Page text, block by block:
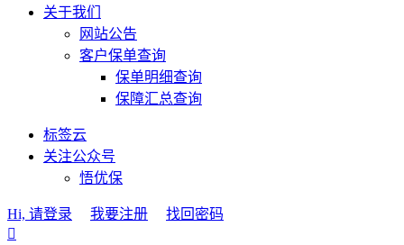
关于我们
网站公告
客户保单查询
保单明细查询
保障汇总查询
标签云
关注公众号
悟优保
Hi, 请登录 我要注册
找回密码
